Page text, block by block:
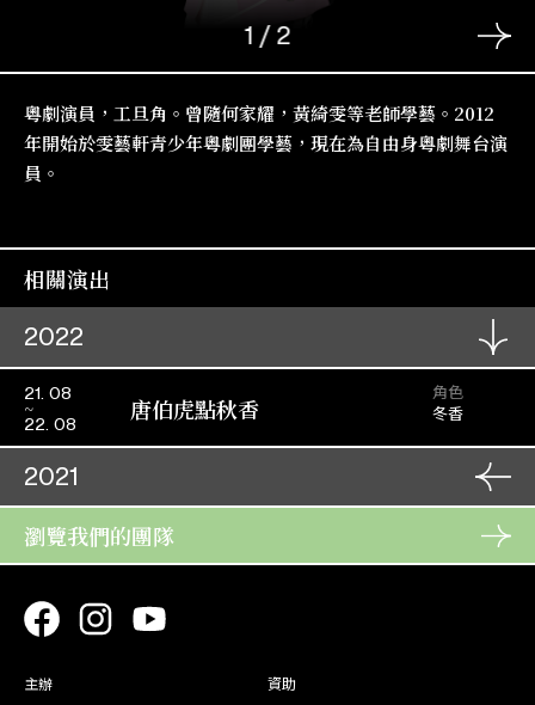
1 / 2
粵劇演員，工旦角。曾隨何家耀，黃綺雯等老師學藝。2012
年開始於雯藝軒青少年粵劇團學藝，現在為自由身粵劇舞台演
員。
相關演出
2022
21. 08
22. 08
唐伯虎點秋香
角色
冬香
2021
25. 02
26. 02
巾幗英雌—與穆桂英相關的
故事
瀏覽我們的團隊
主辦 資助